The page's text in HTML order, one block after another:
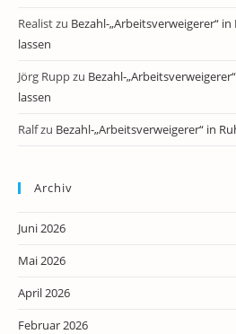
Realistzu Bezahl-„Arbeitsverweigerer“
lassen
Jörg Ruppzu Bezahl-
lassen
Ralfzu Bezahl-„Arbeitsverweigerer“ in
Archiv
Juni 2026
Mai 2026
April 2026
Februar 2026